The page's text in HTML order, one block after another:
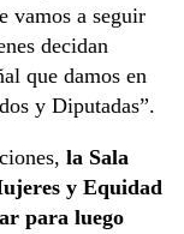
vamos a seguir
decidan
que damos en
y Diputadas”.
la Sala
y Equidad
para luego